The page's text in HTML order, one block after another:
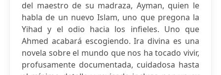
del maestro de su madraza, Ayman, quien le
habla de un nuevo Islam, uno que pregona la
Yihad y el odio hacia los infieles. Uno que
Ahmed acabará escogiendo. Ira divina es una
novela sobre el mundo que nos ha tocado vivir,
profusamente documentada, cuidadosa hasta